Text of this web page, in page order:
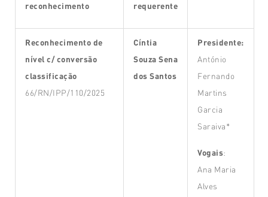
reconhecimento
requerente
Reconhecimento de
nívelc/ conversão
classificação
66/RN/IPP/110/2025
Cíntia
Souza Sena
dos Santos
Presidente:
António
Fernando
Martins
Garcia
Saraiva*
Vogais:
Ana Maria
Alves